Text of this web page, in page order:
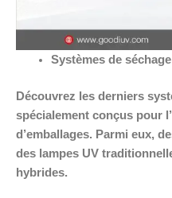
Systèmes de
Découvrez les derniers
spécialement conçus pour
d’emballages. Parmi eux,
des lampes UV
hybrides.